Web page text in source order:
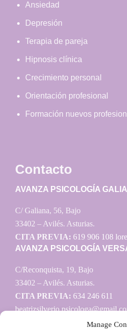
Manage
Ansiedad
Depresión
Terapia de pareja
Hipnosis clínica
Crecimiento personal
Orientación profesional
Formación nuevos
Contacto
AVANZA PSICOLOGÍA
C/ Galiana, 56, Bajo
33402 – Avilés. Asturias.
CITA PREVIA: 619 906 108
AVANZA PSICOLOGÍA
C/Reconquista, 19, Bajo
33402 – Avilés. Asturias.
CITA PREVIA: 634 246 611